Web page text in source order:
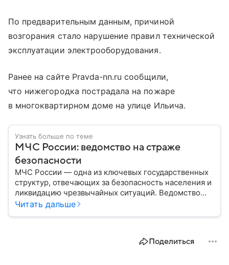
По предварительным данным, причиной
возгорания стало нарушение правил технической
эксплуатации электрооборудования.
Ранее на сайте Pravda-nn.ru сообщили,
что нижегородка пострадала на пожаре
в многоквартирном доме на улице Ильича.
Узнать больше по теме
МЧС России: ведомство на страже
безопасности
МЧС России — одна из ключевых государственных
структур, отвечающих за безопасность населения и
ликвидацию чрезвычайных ситуаций. Ведомство
играет важную роль в защите граждан от
задачи выполняет и какую роль играет в
Читать дальше
Поделиться